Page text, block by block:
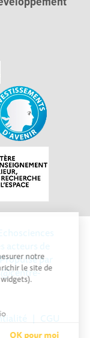
mesurer notre
le site de
widgets).
OK pour moi
acteurs de
par
CGU